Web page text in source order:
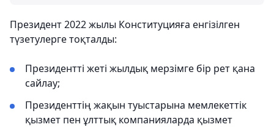
Президент 2022 жылы Конституцияға енгізілген
түзетулерге тоқталды:
Президентті жеті жылдық мерзімге бір рет қана
сайлау;
Президенттің жақын туыстарына мемлекеттік
қызмет пен ұлттық компанияларда қызмет